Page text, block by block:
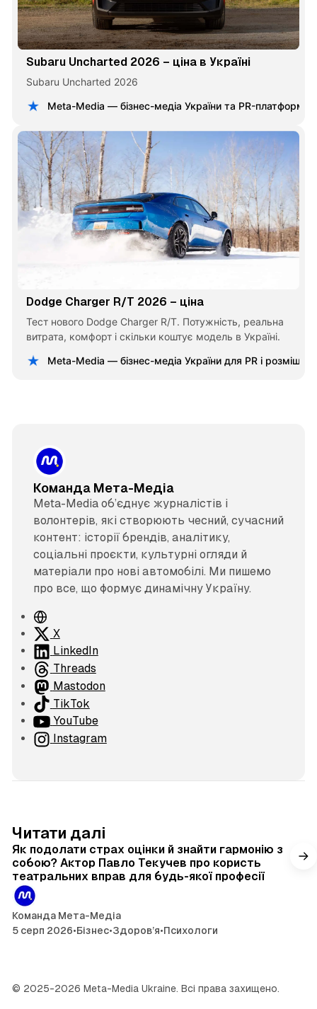
Subaru Uncharted 2026 – ціна в Україні
Subaru Uncharted 2026
Meta-Media — бізнес-медіа України та PR-платформа
Dodge Charger R/T 2026 – ціна
Тест нового Dodge Charger R/T. Потужність, реальна
витрата, комфорт і скільки коштує модель в Україні.
Meta-Media — бізнес-медіа України для PR і
Команда Мета-Медіа
Meta-Media об’єднує журналістів і
волонтерів, які створюють чесний, сучасний
контент: історії брендів, аналітику,
соціальні проєкти, культурні огляди й
матеріали про нові автомобілі. Ми пишемо
про все, що формує динамічну Україну.
В
е
б
с
а
й
т
X
LinkedIn
Threads
Mastodon
TikTok
YouTube
Instagram
Читати далі
Як подолати страх оцінки й знайти гармонію з
собою? Актор Павло Текучев про користь
театральних вправ для будь-якої професії
Команда Мета-Медіа
5 серп 2026•Бізнес•Здоров’я•Психологи
© 2025-2026 Meta-Media Ukraine. Всі права захищено.